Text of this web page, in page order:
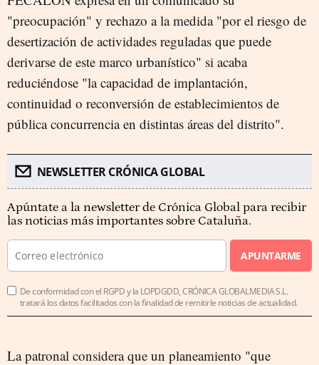
"preocupación" y rechazo a la medida "por el riesgo de
desertización de actividades reguladas que puede
derivarse de este marco urbanístico" si acaba
reduciéndose "la capacidad de implantación,
continuidad o reconversión de establecimientos de
pública concurrencia en distintas áreas del distrito".
NEWSLETTER CRÓNICA GLOBAL
Apúntate a la newsletter de Crónica Global para recibir
las noticias más importantes sobre Cataluña.
APUNTARME
De conformidad con el RGPD y la LOPDGDD, CRÓNICA GLOBALMEDIA S.L.
tratará los datos facilitados con la finalidad de remitirle noticias de actualidad.
La patronal considera que un planeamiento "que